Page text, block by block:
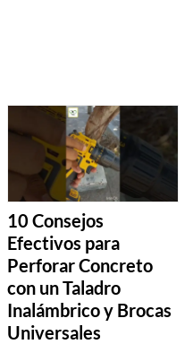
10 Consejos
Efectivos para
Perforar Concreto
con un Taladro
Inalámbrico y Brocas
Universales